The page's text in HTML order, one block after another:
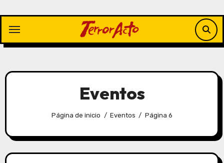
contenido
Eventos
Página de inicio Eventos Página 6